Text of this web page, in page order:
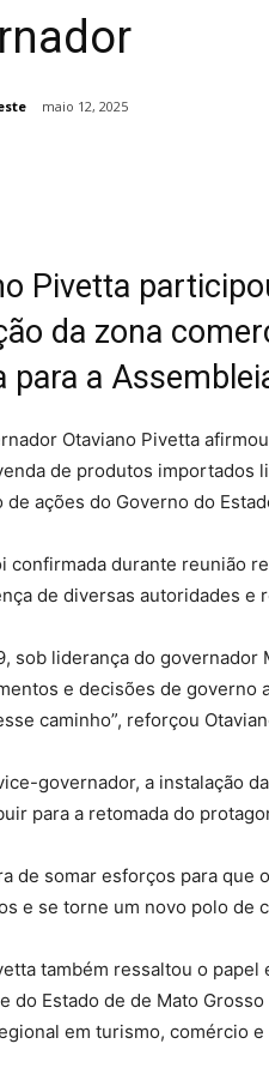
maio 12, 2025
Pivetta
da zona
para a
Otaviano Pivetta
de produtos
de ações do Governo do
confirmada durante reunião
de diversas autoridades e
sob liderança do
e decisões de governo
caminho”, reforçou
governador, a instalação
para a retomada do
de somar esforços para
e se torne um novo polo de
também ressaltou o
do Estado de de Mato
em turismo, comércio